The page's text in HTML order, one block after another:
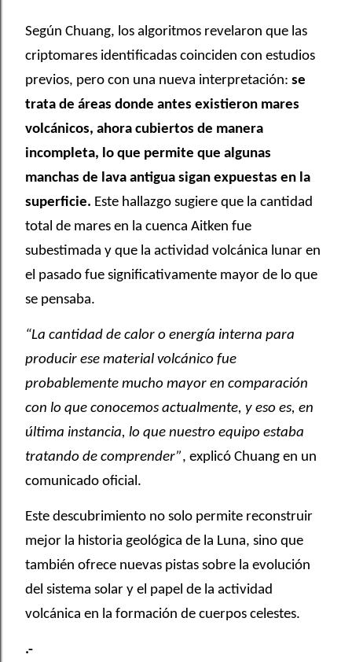
Según Chuang, los algoritmos revelaron que las
criptomares identificadas coinciden con estudios
previos, pero con una nueva interpretación: se
trata de áreas donde antes existieron mares
volcánicos, ahora cubiertos de manera
incompleta, lo que permite que algunas
manchas de lava antigua sigan expuestas en la
superficie. Este hallazgo sugiere que la cantidad
total de mares en la cuenca Aitken fue
subestimada y que la actividad volcánica lunar en
el pasado fue significativamente mayor de lo que
se pensaba.
“La cantidad de calor o energía interna para
producir ese material volcánico fue
probablemente mucho mayor en comparación
con lo que conocemos actualmente, y eso es, en
última instancia, lo que nuestro equipo estaba
tratando de comprender”, explicó Chuang en un
comunicado oficial.
Este descubrimiento no solo permite reconstruir
mejor la historia geológica de la Luna, sino que
también ofrece nuevas pistas sobre la evolución
del sistema solar y el papel de la actividad
volcánica en la formación de cuerpos celestes.
.-